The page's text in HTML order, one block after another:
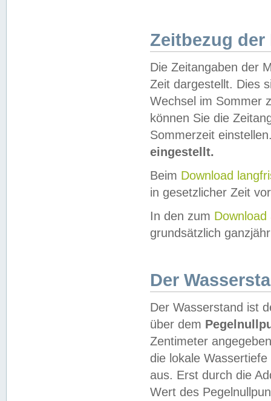
Zeitbezug der
Die Zeitangaben der
Zeit dargestellt. Dies
Wechsel im Sommer
können Sie die
Sommerzeit
eingestellt.
Beim Download
in gesetzlicher Zeit
In den zum Download
grundsätzlich
Der
Der Wasserstand ist
über dem
Zentimeter
die lokale
aus. Erst durch die
Wert des